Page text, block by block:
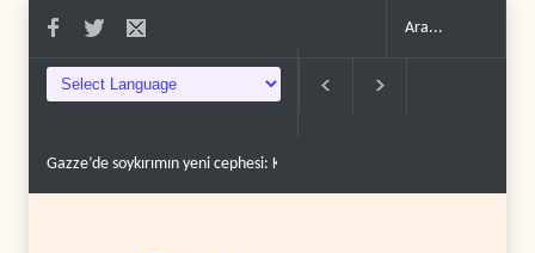
Devrim Lideri ve Pizişkiyan’dan kritik görüşme..